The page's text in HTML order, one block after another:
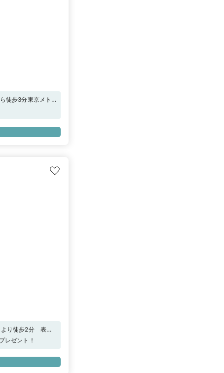
徒歩3分東京メト
より徒歩2分 表参
レゼント！